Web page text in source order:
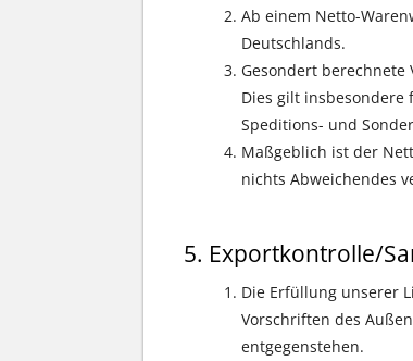
Ab einem Netto-
Deutschlands.
Gesondert
Dies gilt insbesondere
Speditions- und
Maßgeblich ist der
nichts Abweichendes
Exportkontrolle/
Die Erfüllung unserer
Vorschriften des
entgegenstehen.